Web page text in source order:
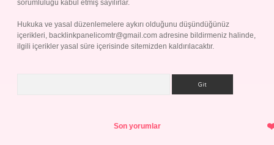
sorumluluğu kabul etmiş sayılırlar.
Hukuka ve yasal düzenlemelere aykırı olduğunu düşündüğünüz
içerikleri, backlinkpanelicomtr@gmail.com adresine bildirmeniz halinde,
ilgili içerikler yasal süre içerisinde sitemizden kaldırılacaktır.
Son yorumlar